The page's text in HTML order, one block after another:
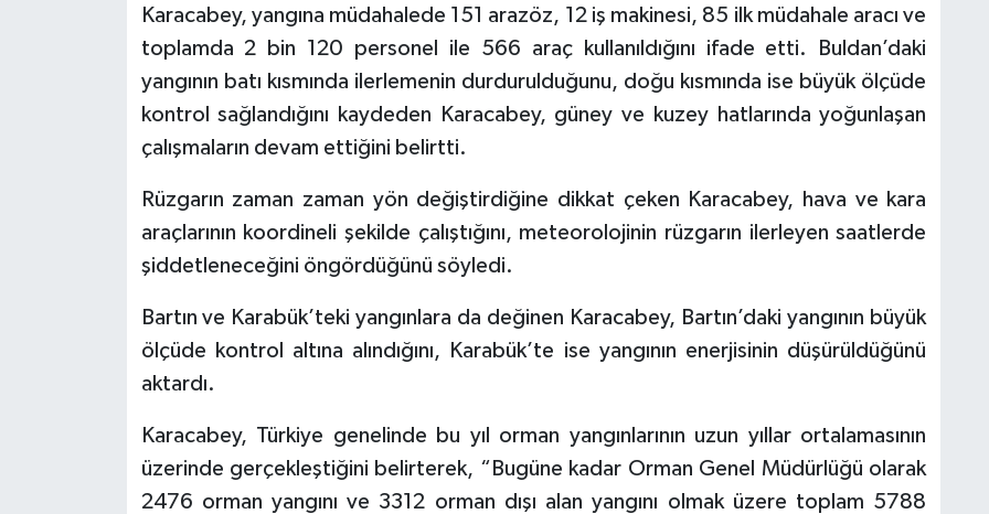
Karacabey, yangına müdahalede 151 arazöz, 12 iş makinesi, 85 ilk müdahale aracı ve
toplamda 2 bin 120 personel ile 566 araç kullanıldığını ifade etti. Buldan’daki
yangının batı kısmında ilerlemenin durdurulduğunu, doğu kısmında ise büyük ölçüde
kontrol sağlandığını kaydeden Karacabey, güney ve kuzey hatlarında yoğunlaşan
çalışmaların devam ettiğini belirtti.
Rüzgarın zaman zaman yön değiştirdiğine dikkat çeken Karacabey, hava ve kara
araçlarının koordineli şekilde çalıştığını, meteorolojinin rüzgarın ilerleyen saatlerde
şiddetleneceğini öngördüğünü söyledi.
Bartın ve Karabük’teki yangınlara da değinen Karacabey, Bartın’daki yangının büyük
ölçüde kontrol altına alındığını, Karabük’te ise yangının enerjisinin düşürüldüğünü
aktardı.
Karacabey, Türkiye genelinde bu yıl orman yangınlarının uzun yıllar ortalamasının
üzerinde gerçekleştiğini belirterek, “Bugüne kadar Orman Genel Müdürlüğü olarak
2476 orman yangını ve 3312 orman dışı alan yangını olmak üzere toplam 5788